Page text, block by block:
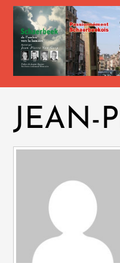
JEAN-